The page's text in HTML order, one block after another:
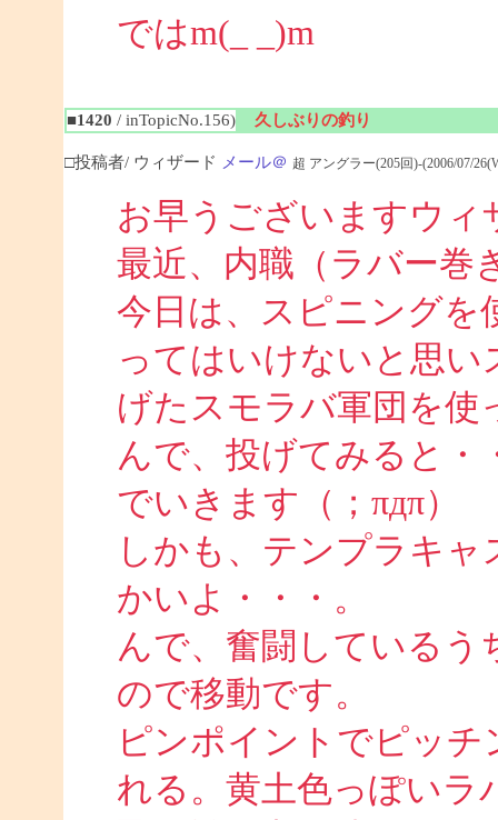
ではm(_ _)m
■1420 / inTopicNo.156) 久しぶりの釣り
□投稿者/ ウィザード メール＠ 超 アングラー(205回)-(2006/07/
お早うございますウィ
最近、内職（ラバー巻
今日は、スピニングを
ってはいけないと思
げたスモラバ軍団を使
んで、投げてみると・
でいきます（；πдπ）
しかも、テンプラキ
かいよ・・・。
んで、奮闘しているう
ので移動です。
ピンポイントでピッ
れる。黄土色っぽいラ